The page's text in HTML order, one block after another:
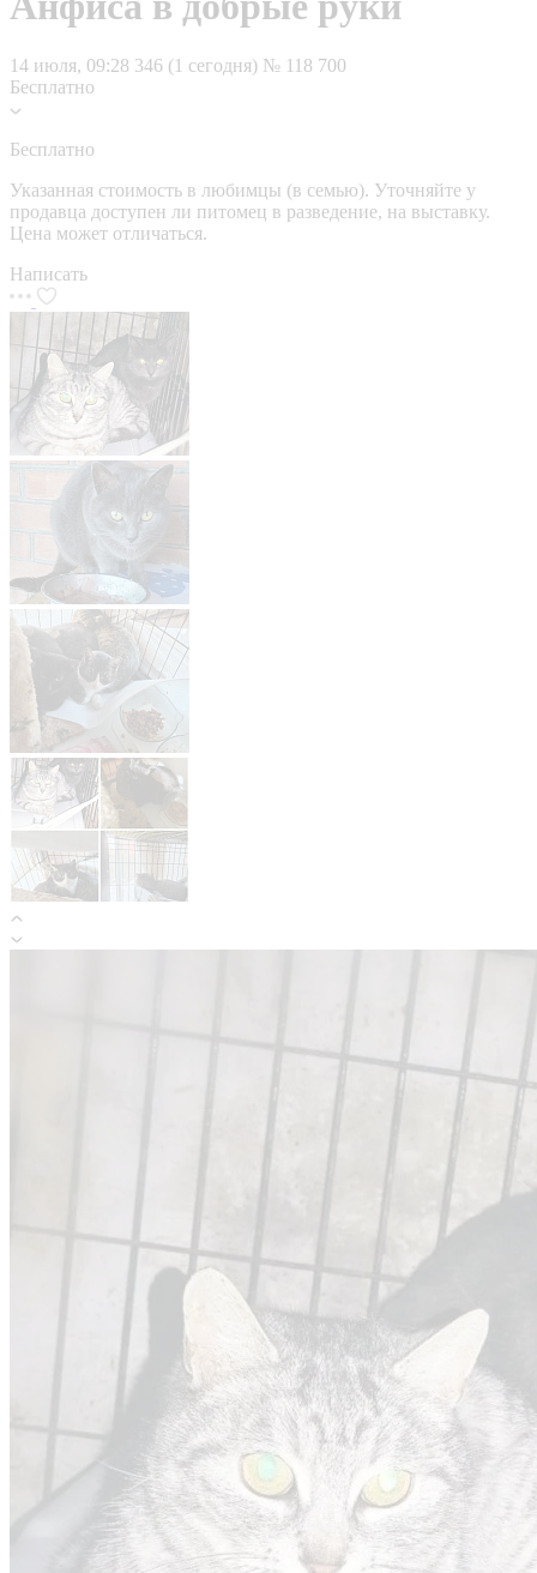
14 июля, 09:28 346 (1 сегодня) № 118 700
Бесплатно
Бесплатно
Указанная стоимость в любимцы (в семью). Уточняйте у
продавца доступен ли питомец в разведение, на выставку.
Цена может отличаться.
Написать